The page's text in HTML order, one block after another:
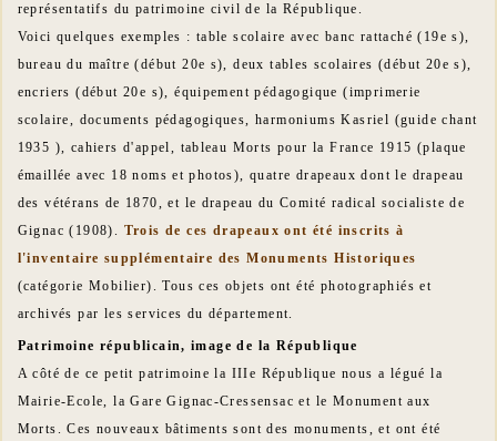
représentatifs du patrimoine civil de la République.
Voici quelques exemples : table scolaire avec banc rattaché (19e s),
bureau du maître (début 20e s), deux tables scolaires (début 20e s),
encriers (début 20e s), équipement pédagogique (imprimerie
scolaire, documents pédagogiques, harmoniums Kasriel (guide chant
1935 ), cahiers d'appel, tableau Morts pour la France 1915 (plaque
émaillée avec 18 noms et photos), quatre drapeaux dont le drapeau
des vétérans de 1870, et le drapeau du Comité radical socialiste de
Gignac (1908). Trois de ces drapeaux ont été inscrits à
l'inventaire supplémentaire des Monuments Historiques
(catégorie Mobilier). Tous ces objets ont été photographiés et
archivés par les services du département.
Patrimoine républicain, image de la République
A côté de ce petit patrimoine la IIIe République nous a légué la
Mairie-Ecole, la Gare Gignac-Cressensac et le Monument aux
Morts. Ces nouveaux bâtiments sont des monuments, et ont été